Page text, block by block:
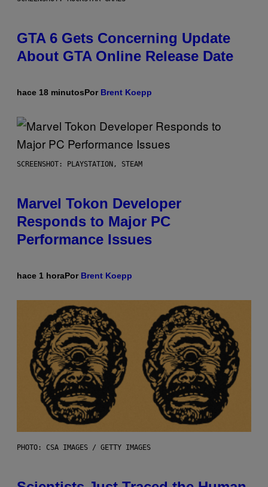
GTA 6 Gets Concerning Update
About GTA Online Release Date
hace 18 minutosPor Brent Koepp
SCREENSHOT: PLAYSTATION, STEAM
Marvel Tokon Developer
Responds to Major PC
Performance Issues
hace 1 horaPor Brent Koepp
PHOTO: CSA IMAGES / GETTY IMAGES